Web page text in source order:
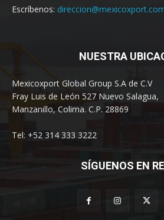
Escríbenos:
NUESTRA
Mexicoxport Global Group S.A de C.V
Fray Luis de León 527 Nuevo Salagua,
Manzanillo, Colima. C.P. 28869
Tel: +52 314 333 3222
SÍGUENOS EN